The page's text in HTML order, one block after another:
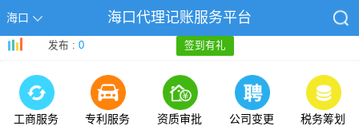
海口 海口代理记账服务平台
发布 :0 签到有礼
工商服务 专利服务 资质审批 公司变更 税务筹划